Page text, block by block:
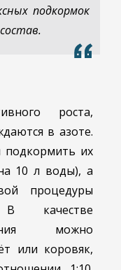
подкормок
роста,
в азоте.
подкормить их
10 л воды), а
процедуры
В качестве
можно
или коровяк,